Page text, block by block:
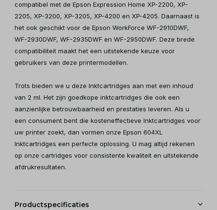
compatibel met de Epson Expression Home XP-2200, XP-
2205, XP-3200, XP-3205, XP-4200 en XP-4205. Daarnaast is
het ook geschikt voor de Epson WorkForce WF-2910DWF,
WF-2930DWF, WF-2935DWF en WF-2950DWF. Deze brede
compatibiliteit maakt het een uitstekende keuze voor
gebruikers van deze printermodellen.
Trots bieden we u deze Inktcartridges aan met een inhoud
van 2 ml. Het zijn goedkope inktcartridges die ook een
aanzienlijke betrouwbaarheid en prestaties leveren. Als u
een consument bent die kosteneffectieve Inktcartridges voor
uw printer zoekt, dan vormen onze Epson 604XL
Inktcartridges een perfecte oplossing. U mag altijd rekenen
op onze cartridges voor consistente kwaliteit en uitstekende
afdrukresultaten.
Productspecificaties